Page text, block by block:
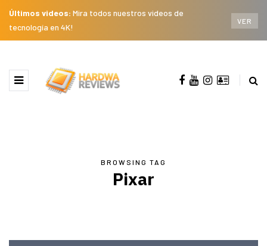
Últimos videos: Mira todos nuestros videos de
tecnología en 4K!
VER
BROWSING TAG
Pixar